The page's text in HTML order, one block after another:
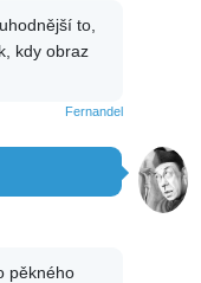
to,
kdy obraz
Fernandel
pěkného